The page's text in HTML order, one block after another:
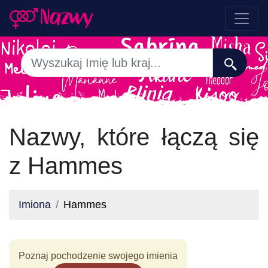
Nazwy, które łączą się
z Hammes
Imiona Hammes
Poznaj pochodzenie swojego imienia